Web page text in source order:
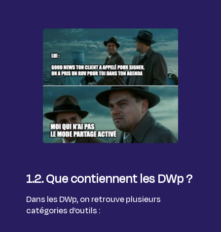
1.2. Que contiennent les DWp ?
Dans les DWp, on retrouve plusieurs
catégories d’outils :